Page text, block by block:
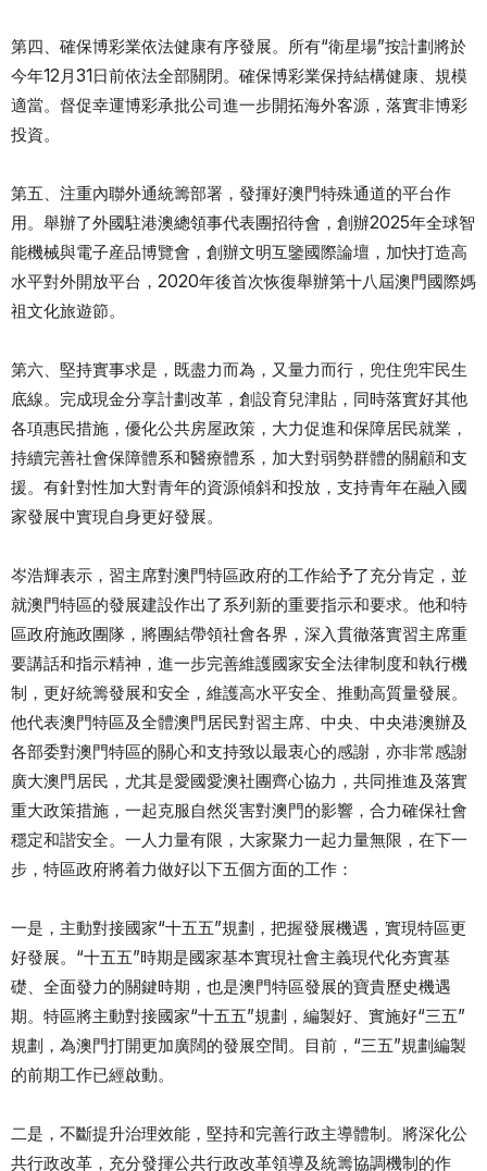
第四、確保博彩業依法健康有序發展。所有“衛星場”按計劃將於
今年12月31日前依法全部關閉。確保博彩業保持結構健康、規模
適當。督促幸運博彩承批公司進一步開拓海外客源，落實非博彩
投資。
第五、注重內聯外通統籌部署，發揮好澳門特殊通道的平台作
用。舉辦了外國駐港澳總領事代表團招待會，創辦2025年全球智
能機械與電子産品博覽會，創辦文明互鑒國際論壇，加快打造高
水平對外開放平台，2020年後首次恢復舉辦第十八屆澳門國際媽
祖文化旅遊節。
第六、堅持實事求是，既盡力而為，又量力而行，兜住兜牢民生
底線。完成現金分享計劃改革，創設育兒津貼，同時落實好其他
各項惠民措施，優化公共房屋政策，大力促進和保障居民就業，
持續完善社會保障體系和醫療體系，加大對弱勢群體的關顧和支
援。有針對性加大對青年的資源傾斜和投放，支持青年在融入國
家發展中實現自身更好發展。
岑浩輝表示，習主席對澳門特區政府的工作給予了充分肯定，並
就澳門特區的發展建設作出了系列新的重要指示和要求。他和特
區政府施政團隊，將團結帶領社會各界，深入貫徹落實習主席重
要講話和指示精神，進一步完善維護國家安全法律制度和執行機
制，更好統籌發展和安全，維護高水平安全、推動高質量發展。
他代表澳門特區及全體澳門居民對習主席、中央、中央港澳辦及
各部委對澳門特區的關心和支持致以最衷心的感謝，亦非常感謝
廣大澳門居民，尤其是愛國愛澳社團齊心協力，共同推進及落實
重大政策措施，一起克服自然災害對澳門的影響，合力確保社會
穩定和諧安全。一人力量有限，大家聚力一起力量無限，在下一
步，特區政府將着力做好以下五個方面的工作：
一是，主動對接國家“十五五”規劃，把握發展機遇，實現特區更
好發展。“十五五”時期是國家基本實現社會主義現代化夯實基
礎、全面發力的關鍵時期，也是澳門特區發展的寶貴歷史機遇
期。特區將主動對接國家“十五五”規劃，編製好、實施好“三五”
規劃，為澳門打開更加廣闊的發展空間。目前，“三五”規劃編製
的前期工作已經啟動。
二是，不斷提升治理效能，堅持和完善行政主導體制。將深化公
共行政改革，充分發揮公共行政改革領導及統籌協調機制的作